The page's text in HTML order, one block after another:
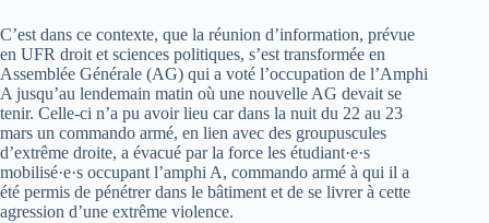
C’est dans ce contexte, que la réunion d’information, prévue
en UFR droit et sciences politiques, s’est transformée en
Assemblée Générale (AG) qui a voté l’occupation de l’Amphi
A jusqu’au lendemain matin où une nouvelle AG devait se
tenir. Celle-ci n’a pu avoir lieu car dans la nuit du 22 au 23
mars un commando armé, en lien avec des groupuscules
d’extrême droite, a évacué par la force les étudiant·e·s
mobilisé·e·s occupant l’amphi A, commando armé à qui il a
été permis de pénétrer dans le bâtiment et de se livrer à cette
agression d’une extrême violence.